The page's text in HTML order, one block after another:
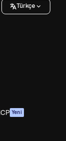
Türkçe
Yeni